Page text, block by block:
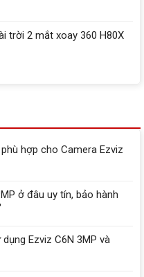
trời 2 mắt xoay 360 H80X
hợp cho Camera Ezviz
ở đâu uy tín, bảo hành
Ezviz C6N 3MP và